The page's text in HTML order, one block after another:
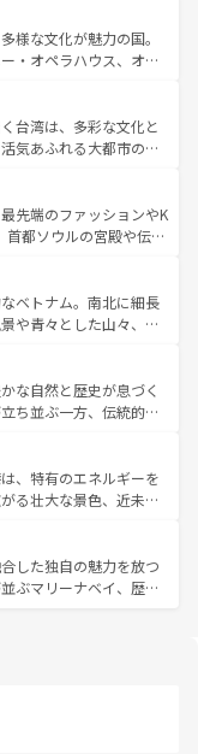
美食が融合した独特の
地域で異なる魅力を楽
史を感じることができ
しい。
観光地といえばオアフ
ウイ島やカウアイ島が
く海をはじめ、豊かな
迎えてくれるハワイの
ワイアンミュージッ
てがハワイの魅力を彩
。
様な文化が魅力の国。
・オペラハウス、オー
ウルル（エアーズロッ
ケアンズの熱帯雨林な
フェやワイン、オージ
り、サーフィンやダイ
ア好きにはたまらな
存分に味わいつくそ
台湾は、多彩な文化と
気あふれる大都市の台
東部など、都市の喧騒
れる人に新しい発見と
深い台湾の食文化も魅
バラエティ豊かな料理
報は コンテンツ一覧を参
先端のファッションやK
都ソウルの宮殿や伝統
自然美を楽しむことが
品のストリートフード
いる。夜には、韓国な
な魅力を心ゆくまで味
、新着の韓国情報はコンテンツ一
ベトナム。南北に細長
や青々とした山々、世
ノイの古い町並みやホ
物も、独特の雰囲気を
の豊かさとおいしさで
ムコーヒーなどは、ぜ
れてもあたたかい人々
と忘れられない旅にな
な自然と歴史が息づく
ち並ぶ一方、伝統的な
ェンマイなどの山岳地
ケットやクラビの美し
とができる。タイ料理
季節にも異なる楽しみ
人々、仏教を中心とし
訪れる旅人を魅了し続
、特有のエネルギーを
る壮大な景色、近未来
観光スポットが密集し
のも魅力。息をのむよ
港を存分に楽しみ尽く
した独自の魅力を放つ
ぶマリーナベイ、歴史
める外せないスポット